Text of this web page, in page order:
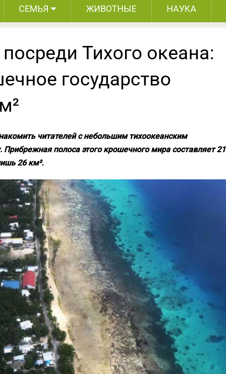
СЕМЬЯ ЖИВОТНЫЕ НАУКА
Тихого океана:
государство
читателей с небольшим тихоокеанским
полоса этого крошечного мира составляет 21
26 км².